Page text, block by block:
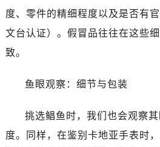
度、零件的精细程度以及是否有
文台认证）。假冒品往往在这些
致。
鱼眼观察：细节与包装
挑选鲳鱼时，我们也会观察
度。同样，在鉴别卡地亚手表时